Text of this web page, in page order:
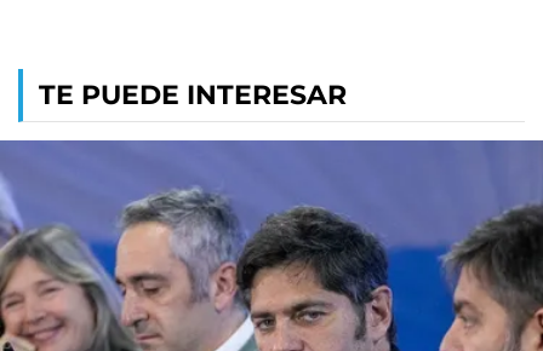
TE PUEDE INTERESAR